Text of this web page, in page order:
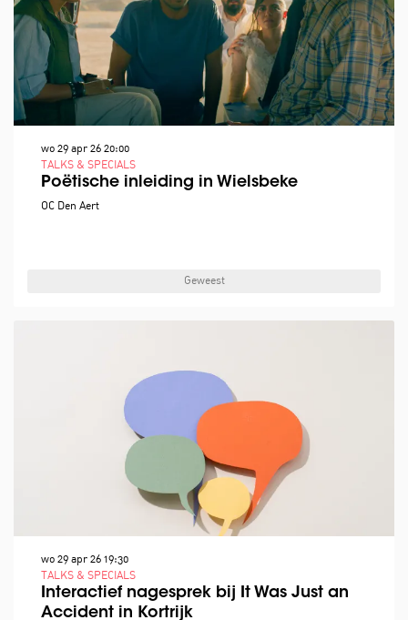
Poëtische inleiding in Wielsbeke
TALKS & SPECIALS
wo 29 apr 26 20:00
OC Den Aert
Geweest
Interactief nagesprek bij It Was Just an
Accident in Kortrijk
TALKS & SPECIALS
wo 29 apr 26 19:30